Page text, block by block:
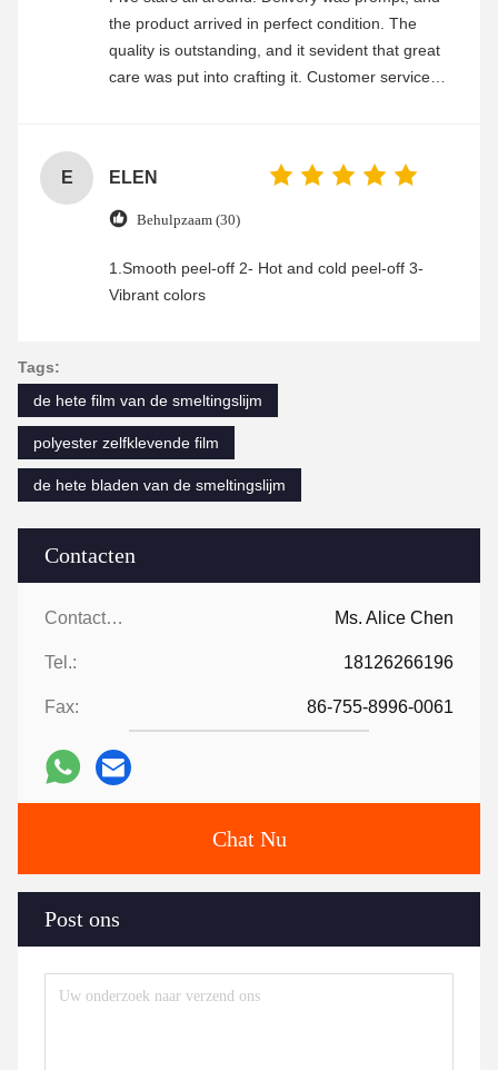
Contacten
Contacten: Ms. Alice Chen
Tel.: 18126266196
Fax: 86-755-8996-0061
Chat Nu
Post ons
the product arrived in perfect condition. The
quality is outstanding, and it sevident that great
care was put into crafting it. Customer service
E ELEN
Behulpzaam (30)
1.Smooth peel-off 2- Hot and cold peel-off 3-
Vibrant colors
Tags:
de hete film van de smeltingslijm
polyester zelfklevende film
de hete bladen van de smeltingslijm